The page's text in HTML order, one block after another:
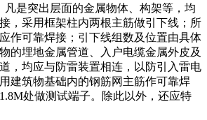
是突出层面的金属物体、构架等，均
，采用框架柱内两根主筋做引下线；所
作可靠焊接；引下线组数及位置由具体
的埋地金属管道、入户电缆金属外皮及
，均应与防雷装置相连，以防引入雷电
建筑物基础内的钢筋网主筋作可靠焊
处做测试端子。除此以外，还应特